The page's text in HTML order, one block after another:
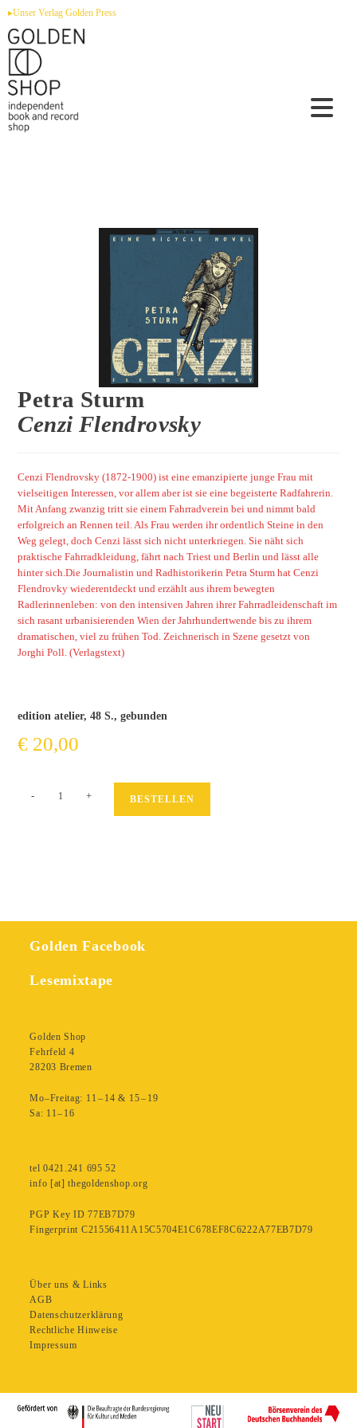
Zum
springen
▸Unser Verlag Golden Press
Petra Sturm
Cenzi Flendrovsky
Cenzi Flendrovsky (1872-1900) ist eine emanzipierte junge Frau mit
vielseitigen Interessen, vor allem aber ist sie eine begeisterte Radfahrerin.
Mit Anfang zwanzig tritt sie einem Fahrradverein bei und nimmt bald
erfolgreich an Rennen teil. Als Frau werden ihr ordentlich Steine in den
Weg gelegt, doch Cenzi lässt sich nicht unterkriegen. Sie näht sich
praktische Fahrradkleidung, fährt nach Triest und Berlin und lässt alle
hinter sich.Die Journalistin und Radhistorikerin Petra Sturm hat Cenzi
Flendrovky wiederentdeckt und erzählt aus ihrem bewegten
Radlerinnenleben: von den intensiven Jahren ihrer Fahrradleidenschaft im
sich rasant urbanisierenden Wien der Jahrhundertwende bis zu ihrem
dramatischen, viel zu frühen Tod. Zeichnerisch in Szene gesetzt von
Jorghi Poll. (Verlagstext)
edition atelier, 48 S., gebunden
€ 20,00
- + BESTELLEN
Golden Facebook
Lesemixtape
Golden Shop
Fehrfeld 4
28203 Bremen
Mo–Freitag: 11 – 14 & 15 – 19
Sa: 11– 16
tel 0421.241 695 52
info [at] thegoldenshop.org
PGP Key ID 77EB7D79
Fingerprint C21556411A15C5704E1C678EF8C6222A77EB7D79
Über uns & Links
AGB
Datenschutzerklärung
Rechtliche Hinweise
Impressum